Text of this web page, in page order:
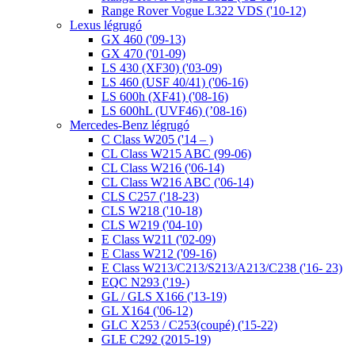
Range Rover Vogue L322 VDS ('10-12)
Lexus légrugó
GX 460 ('09-13)
GX 470 ('01-09)
LS 430 (XF30) ('03-09)
LS 460 (USF 40/41) ('06-16)
LS 600h (XF41) ('08-16)
LS 600hL (UVF46) (’08-16)
Mercedes-Benz légrugó
C Class W205 ('14 – )
CL Class W215 ABC (99-06)
CL Class W216 ('06-14)
CL Class W216 ABC ('06-14)
CLS C257 ('18-23)
CLS W218 ('10-18)
CLS W219 ('04-10)
E Class W211 ('02-09)
E Class W212 ('09-16)
E Class W213/C213/S213/A213/C238 ('16- 23)
EQC N293 ('19-)
GL / GLS X166 ('13-19)
GL X164 ('06-12)
GLC X253 / C253(coupé) ('15-22)
GLE C292 (2015-19)